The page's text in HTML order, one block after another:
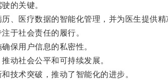
的关键。
医疗数据的智能化管理，并为医生提供精
于社会责任的履行。
保用户信息的私密性。
动社会公平和可持续发展。
术突破，推动了智能化的进步。